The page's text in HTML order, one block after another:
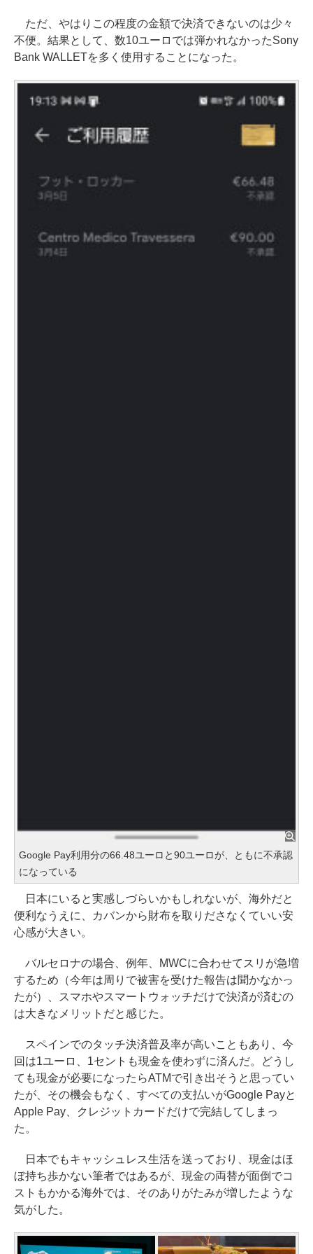
ただ、やはりこの程度の金額で決済できないのは少々
不便。結果として、数10ユーロでは弾かれなかったSony
Bank WALLETを多く使用することになった。
Google Pay利用分の66.48ユーロと90ユーロが、ともに不承認
になっている
日本にいると実感しづらいかもしれないが、海外だと
便利なうえに、カバンから財布を取りださなくていい安
心感が大きい。
バルセロナの場合、例年、MWCに合わせてスリが急増
するため（今年は周りで被害を受けた報告は聞かなかっ
たが）、スマホやスマートウォッチだけで決済が済むの
は大きなメリットだと感じた。
スペインでのタッチ決済普及率が高いこともあり、今
回は1ユーロ、1セントも現金を使わずに済んだ。どうし
ても現金が必要になったらATMで引き出そうと思ってい
たが、その機会もなく、すべての支払いがGoogle Payと
Apple Pay、クレジットカードだけで完結してしまっ
た。
日本でもキャッシュレス生活を送っており、現金はほ
ぼ持ち歩かない筆者ではあるが、現金の両替が面倒でコ
ストもかかる海外では、そのありがたみが増したような
気がした。